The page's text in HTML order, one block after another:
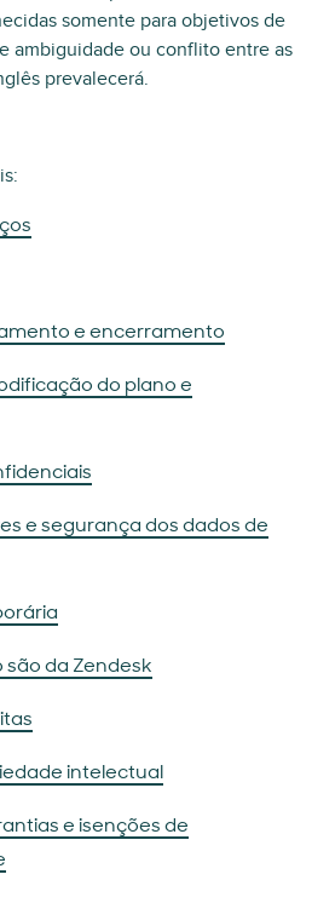
somente para objetivos de
ambiguidade ou conflito entre as
prevalecerá.
e encerramento
do plano e
e segurança dos dados de
são da Zendesk
intelectual
e isenções de